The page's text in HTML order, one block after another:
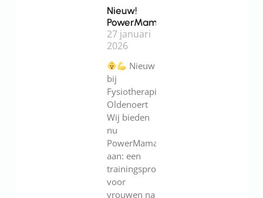
Nieuw!
PowerMama
27 januari
2026
Nieuw
bij
Fysiotherapie
Oldenoert
Wij bieden
nu
PowerMama
aan: een
trainingsprogramma
voor
vrouwen na